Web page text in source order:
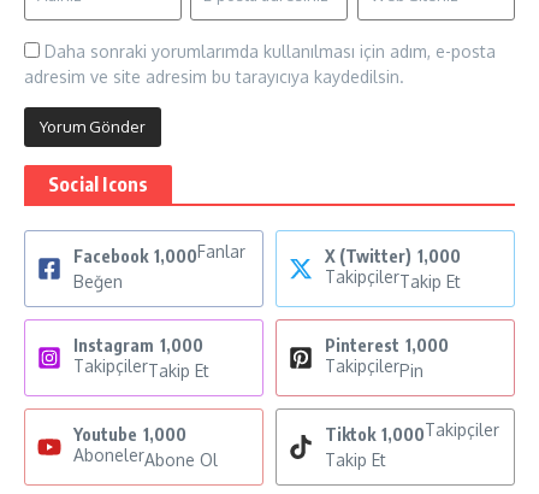
Daha sonraki yorumlarımda kullanılması için adım, e-posta
adresim ve site adresim bu tarayıcıya kaydedilsin.
Social Icons
Facebook 1,000Fanlar
Beğen
X (Twitter) 1,000
TakipçilerTakip Et
Instagram 1,000
TakipçilerTakip Et
Pinterest 1,000
TakipçilerPin
Youtube 1,000
AbonelerAbone Ol
Tiktok 1,000Takipçiler
Takip Et